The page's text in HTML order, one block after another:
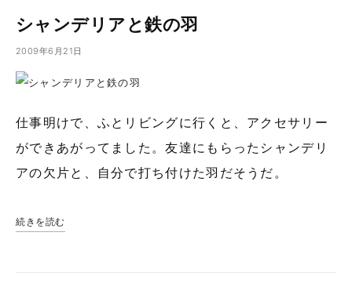
シャンデリアと鉄の羽
2009年6月21日
仕事明けで、ふとリビングに行くと、アクセサリー
ができあがってました。友達にもらったシャンデリ
アの欠片と、自分で打ち付けた羽だそうだ。
続きを読む